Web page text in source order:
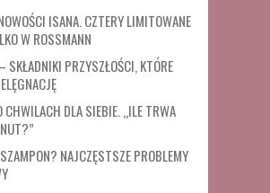
ISANA. CZTERY LIMITOWANE
W ROSSMANN
SKŁADNIKI PRZYSZŁOŚCI, KTÓRE
CHWILACH DLA SIEBIE. „ILE TRWA
NAJCZĘSTSZE PROBLEMY